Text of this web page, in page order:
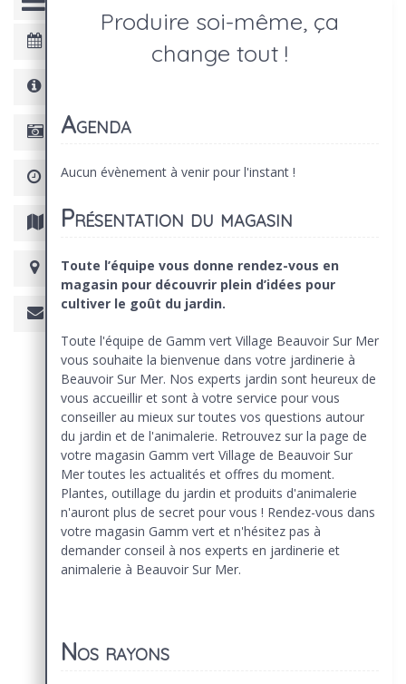
Produire soi-même, ça
change tout !
Agenda
Aucun évènement à venir pour l'instant !
Présentation du magasin
Toute l’équipe vous donne rendez-vous en
magasin pour découvrir plein d’idées pour
cultiver le goût du jardin.
Toute l'équipe de Gamm vert Village Beauvoir Sur Mer
vous souhaite la bienvenue dans votre jardinerie à
Beauvoir Sur Mer. Nos experts jardin sont heureux de
vous accueillir et sont à votre service pour vous
conseiller au mieux sur toutes vos questions autour
du jardin et de l'animalerie. Retrouvez sur la page de
votre magasin Gamm vert Village de Beauvoir Sur
Mer toutes les actualités et offres du moment.
Plantes, outillage du jardin et produits d'animalerie
n'auront plus de secret pour vous ! Rendez-vous dans
votre magasin Gamm vert et n'hésitez pas à
demander conseil à nos experts en jardinerie et
animalerie à Beauvoir Sur Mer.
Nos rayons